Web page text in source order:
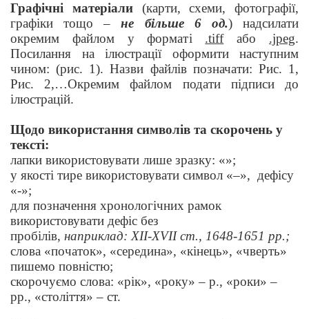
Графічні матеріали(карти, схеми, фотографії,
графіки тощо –не більше 6 од.) надсилати
окремим файлом у форматі .tiffабо .jpeg.
Посилання на ілюстрації оформити наступним
чином: (рис. 1). Назви файлів позначати: Рис. 1,
Рис. 2,…Окремим файлом подати підписи до
ілюстрацій.
Щодо використання символів та скорочень у
тексті:
лапки використовувати лише зразку: «»;
у якості тире використовувати символ «–», дефісу
«-»;
для позначення хронологічних рамок
використовувати дефіс без
пробілів, наприклад: XII-XVII ст., 1648-1651 pp.;
слова «початок», «середина», «кінець», «чверть»
пишемо повністю;
скорочуємо слова: «рік», «року» – р., «роки» –
рр., «століття» – ст.